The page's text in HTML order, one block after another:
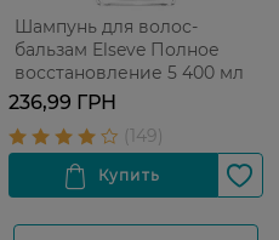
Шампунь для волос-
бальзам Elseve Полное
восстановление 5 400 мл
236,99 ГРН